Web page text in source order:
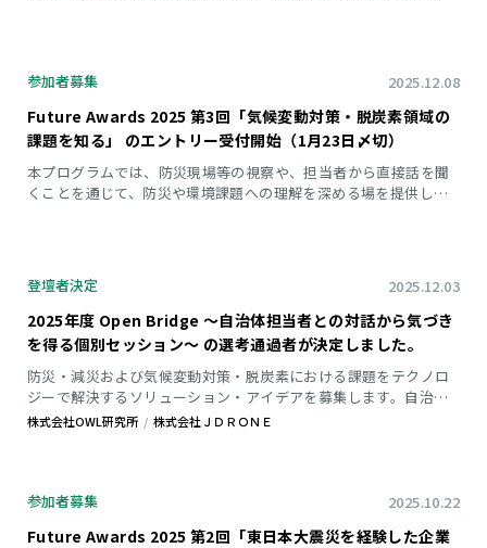
保険、印刷など多様な業種の17法人・22名が参加。自治体のリア
ルな防災現場を体感し、自社ソリューションの可能性を探る貴重
な機会となりました。 ≪ 実施概要 ≫ ● ガイダンス
2025.12.08
参加者募集
Future Awards 2025 第3回「気候変動対策・脱炭素領域の
課題を知る」 のエントリー受付開始（1月23日〆切）
本プログラムでは、防災現場等の視察や、担当者から直接話を聞
くことを通じて、防災や環境課題への理解を深める場を提供しま
します。
2025.12.03
登壇者決定
2025年度 Open Bridge ～自治体担当者との対話から気づき
を得る個別セッション～ の選考通過者が決定しました。
防災・減災および気候変動対策・脱炭素における課題をテクノロ
ジーで解決するソリューション・アイデアを募集します。自治体
担当者との意見交換を通じて、ソリューションのブラッシュアッ
株式会社OWL研究所 株式会社ＪＤＲＯＮＥ
2025.10.22
参加者募集
Future Awards 2025 第2回「東日本大震災を経験した企業